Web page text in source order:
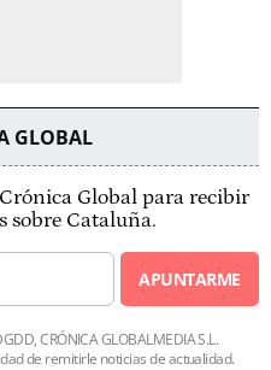
GLOBAL
Global para recibir
sobre Cataluña.
APUNTARME
CRÓNICA GLOBALMEDIA S.L.
de remitirle noticias de actualidad.